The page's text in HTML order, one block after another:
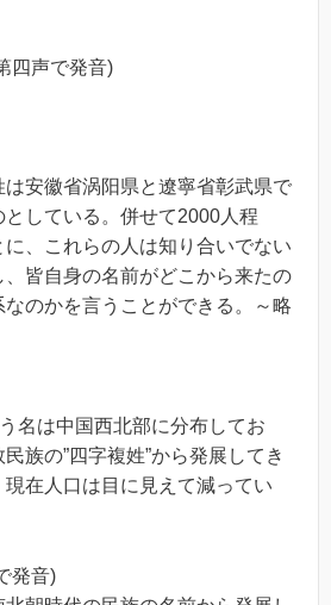
四声で発音)
安徽省涡阳県と遼寧省彰武県で
している。併せて2000人程
、これらの人は知り合いでない
、皆自身の名前がどこから来たの
のかを言うことができる。～略
名は中国西北部に分布してお
族の”四字複姓”から発展してき
在人口は目に見えて減ってい
発音)